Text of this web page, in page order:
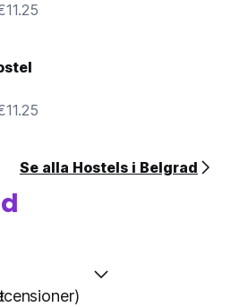
Se alla Hostels i Belgrad